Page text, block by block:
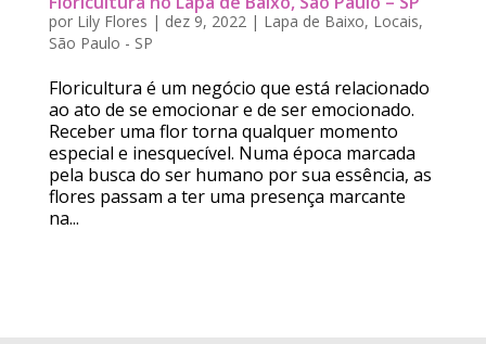
por Lily Flores | dez 9, 2022| Lapa de Baixo, Locais,
São Paulo - SP
Floricultura é um negócio que está relacionado
ao ato de se emocionar e de ser emocionado.
Receber uma flor torna qualquer momento
especial e inesquecível. Numa época marcada
pela busca do ser humano por sua essência, as
flores passam a ter uma presença marcante
na...